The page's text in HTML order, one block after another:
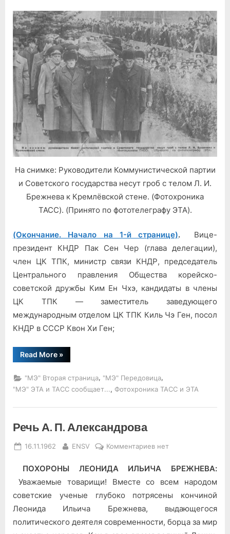
Траурный
митинг
на
Красной
площади
На снимке: Руководители Коммунистической партии
и Советского государства несут гроб с телом Л. И.
Брежнева к Кремлёвской стене. (Фотохроника
ТАСС). (Принято по фототелеграфу ЭТА).
(Окончание. Начало на 1-й странице). Вице-
президент КНДР Пак Сен Чер (глава делегации),
член ЦК ТПК, министр связи КНДР, председатель
Центрального правления Общества корейско-
советской дружбы Ким Ен Чхэ, кандидаты в члены
ЦК ТПК — заместитель заведующего
международным отделом ЦК ТПК Киль Чэ Ген, посол
КНДР в СССР Квон Хи Ген;
Read More“Траурный
митинг
Красной
площади”
»
"МЭ" Вторая страница, "МЭ" Передовица,
"МЭ" ЭТА и ТАСС сообщает..., Фотохроника ТАСС и ЭТА
Речь А. П. Александрова
Posted
16.11.1962 By
ENSV Комментариевк
Речь
А.
нет
ПОХОРОНЫ ЛЕОНИДА ИЛЬИЧА БРЕЖНЕВА:
Уважаемые товарищи! Вместе со всем народом
советские ученые глубоко потрясены кончиной
Леонида Ильича Брежнева, выдающегося
политического деятеля современности, борца за мир